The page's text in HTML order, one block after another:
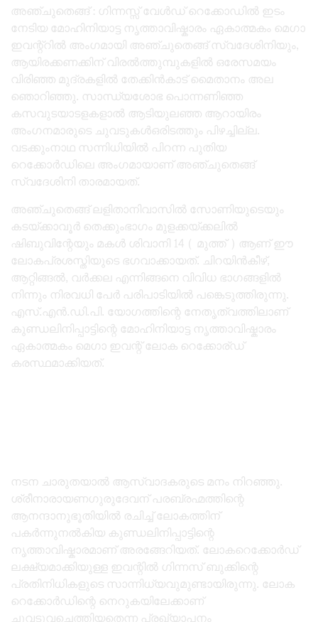
അഞ്ചുതെങ്ങ് : ഗിന്നസ്സ് വേൾഡ് റെക്കോഡിൽ ഇടം
നേടിയ മോഹിനിയാട്ട നൃത്താവിഷ്കാരം ഏകാത്മകം മെഗാ
ഇവന്റ്റിൽ അംഗമായി അഞ്ചുതെങ്ങ് സ്വദേശിനിയും,
ആയിരക്കണക്കിന് വിരൽത്തുമ്പുകളിൽ ഒരേസമയം
വിരിഞ്ഞ മുദ്രകളിൽ തേക്കിൻകാട് മൈതാനം അല
ഞൊറിഞ്ഞു. സാന്ധ്യശോഭ പൊന്നണിഞ്ഞ
കസവുടയാടളകളാൽ ആടിയുലഞ്ഞ ആറായിരം
അംഗനമാരുടെ ചുവടുകൾഒരിടത്തും പിഴച്ചില്ല.
വടക്കുംനാഥ സന്നിധിയിൽ പിറന്ന പുതിയ
റെക്കോർഡിലെ അംഗമായാണ് അഞ്ചുതെങ്ങ്
സ്വദേശിനി താരമായത്.
അഞ്ചുതെങ്ങ് ലളിതാനിവാസിൽ സോണിയുടെയും
കടയ്ക്കാവൂർ തെക്കുംഭാഗം മുളക്കയ്ക്കലിൽ
ഷിബുവിന്റേയും മകൾ ശിവാനി 14 ( മുത്ത് ) ആണ് ഈ
ലോകപ്രശസ്തിയുടെ ഭഗവാക്കായത്. ചിറയിൻകീഴ്,
ആറ്റിങ്ങൽ, വർക്കല എന്നിങ്ങനെ വിവിധ ഭാഗങ്ങളിൽ
നിന്നും നിരവധി പേർ പരിപാടിയിൽ പങ്കെടുത്തിരുന്നു.
എസ്.എൻ.ഡി.പി. യോഗത്തിന്റെ നേതൃത്വത്തിലാണ്
കുണ്ഡലിനിപ്പാട്ടിന്റെ മോഹിനിയാട്ട നൃത്താവിഷ്കാരം
ഏകാത്മകം മെഗാ ഇവന്റ് ലോക റെക്കോര്ഡ്
കരസ്ഥമാക്കിയത്.
നടന ചാരുതയാൽ ആസ്വാദകരുടെ മനം നിറഞ്ഞു.
ശ്രീനാരായണഗുരുദേവന് പരബ്രഹ്മത്തിന്റെ
ആനന്ദാനുഭൂതിയിൽ രചിച്ച് ലോകത്തിന്
പകർന്നുനൽകിയ കുണ്ഡലിനിപ്പാട്ടിന്റെ
നൃത്താവിഷ്കാരമാണ് അരങ്ങേറിയത്. ലോകറെക്കോർഡ്
ലക്ഷ്യമാക്കിയുള്ള ഇവന്റിൽ ഗിന്നസ് ബുക്കിന്റെ
പ്രതിനിധികളുടെ സാന്നിധ്യവുമുണ്ടായിരുന്നു. ലോക
റെക്കോർഡിന്റെ നെറുകയിലേക്കാണ്